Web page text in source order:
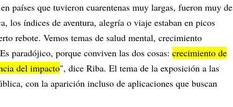
países que tuvieron cuarentenas muy largas, fueron muy de
los índices de aventura, alegría o viaje estaban en picos
rebote. Vemos temas de salud mental, crecimiento
paradójico, porque conviven las dos cosas: crecimiento de
del impacto", dice Riba. El tema de la exposición a las
con la aparición incluso de aplicaciones que buscan